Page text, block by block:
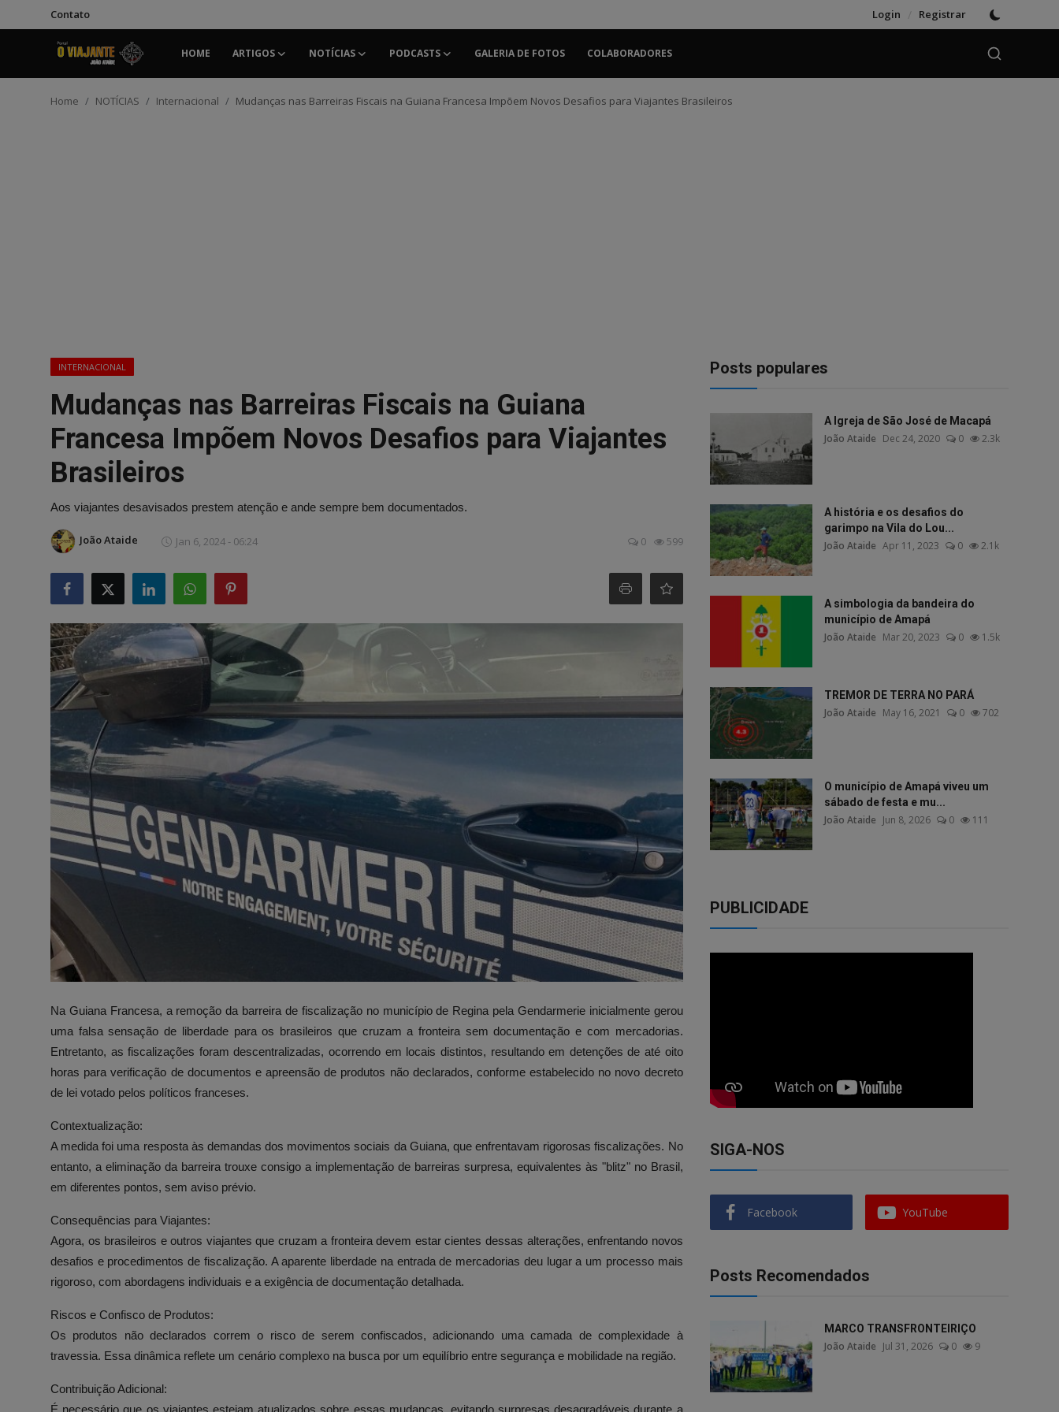
Contato Login / Registrar
HOME ARTIGOS NOTÍCIAS PODCASTS GALERIA DE FOTOS COLABORADORES
Home NOTÍCIAS Internacional Mudanças nas Barreiras Fiscais na Guiana Francesa Impõem Novos Desafios para Viajantes Brasileiros
INTERNACIONAL
Mudanças nas Barreiras Fiscais na Guiana
Francesa Impõem Novos Desafios para Viajantes
Brasileiros
Aos viajantes desavisados prestem atenção e ande sempre bem documentados.
João Ataide Jan 6, 2024 - 06:24 0 599
Na Guiana Francesa, a remoção da barreira de fiscalização no município de Regina pela Gendarmerie inicialmente gerou
uma falsa sensação de liberdade para os brasileiros que cruzam a fronteira sem documentação e com mercadorias.
Entretanto, as fiscalizações foram descentralizadas, ocorrendo em locais distintos, resultando em detenções de até oito
horas para verificação de documentos e apreensão de produtos não declarados, conforme estabelecido no novo decreto
de lei votado pelos políticos franceses.
Contextualização:
A medida foi uma resposta às demandas dos movimentos sociais da Guiana, que enfrentavam rigorosas fiscalizações. No
entanto, a eliminação da barreira trouxe consigo a implementação de barreiras surpresa, equivalentes às "blitz" no Brasil,
em diferentes pontos, sem aviso prévio.
Consequências para Viajantes:
Agora, os brasileiros e outros viajantes que cruzam a fronteira devem estar cientes dessas alterações, enfrentando novos
desafios e procedimentos de fiscalização. A aparente liberdade na entrada de mercadorias deu lugar a um processo mais
rigoroso, com abordagens individuais e a exigência de documentação detalhada.
Riscos e Confisco de Produtos:
Os produtos não declarados correm o risco de serem confiscados, adicionando uma camada de complexidade à
travessia. Essa dinâmica reflete um cenário complexo na busca por um equilíbrio entre segurança e mobilidade na região.
Contribuição Adicional:
É necessário que os viajantes estejam atualizados sobre essas mudanças, evitando surpresas desagradáveis durante a
Posts populares
A Igreja de São José de Macapá
João Ataide Dec 24, 2020 0 2.3k
A história e os desafios do
garimpo na Vila do Lou...
João Ataide Apr 11, 2023 0 2.1k
A simbologia da bandeira do
município de Amapá
João Ataide Mar 20, 2023 0 1.5k
TREMOR DE TERRA NO PARÁ
João Ataide May 16, 2021 0 702
O município de Amapá viveu um
sábado de festa e mu...
João Ataide Jun 8, 2026 0 111
PUBLICIDADE
SIGA-NOS
Facebook YouTube
Posts Recomendados
MARCO TRANSFRONTEIRIÇO
João Ataide Jul 31, 2026 0 9